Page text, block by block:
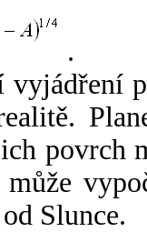
.
vyjádření
povrch
může
Slunce.